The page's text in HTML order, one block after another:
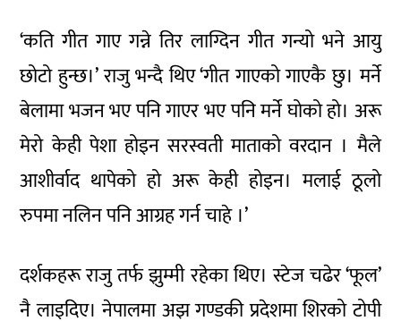
‘कति गीत गाए गन्ने तिर लाग्दिन गीत गन्यो भने आयु
छोटो हुन्छ।’ राजु भन्दै थिए ‘गीत गाएको गाएकै छु। मर्ने
बेलामा भजन भए पनि गाएर भए पनि मर्ने घोको हो। अरू
मेरो केही पेशा होइन सरस्वती माताको वरदान । मैले
आशीर्वाद थापेको हो अरू केही होइन। मलाई ठूलो
रुपमा नलिन पनि आग्रह गर्न चाहे ।’
दर्शकहरू राजु तर्फ झुम्मी रहेका थिए। स्टेज चढेर ‘फूल’
नै लाइदिए। नेपालमा अझ गण्डकी प्रदेशमा शिरको टोपी